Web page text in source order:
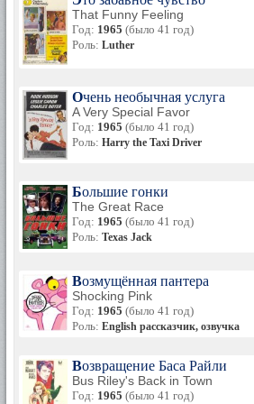
That Funny Feeling
Год: 1965 (было 41 год)
Роль: Luther
Очень необычная услуга
A Very Special Favor
Год: 1965 (было 41 год)
Роль: Harry the Taxi Driver
Большие гонки
The Great Race
Год: 1965 (было 41 год)
Роль: Texas Jack
Возмущённая пантера
Shocking Pink
Год: 1965 (было 41 год)
Роль: English рассказчик, озвучка
Возвращение Баса Райли
Bus Riley's Back in Town
Год: 1965 (было 41 год)